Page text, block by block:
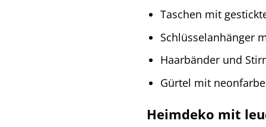
Taschen mit
Schlüsselanhänger
Haarbänder und
Gürtel mit
Heimdeko mit